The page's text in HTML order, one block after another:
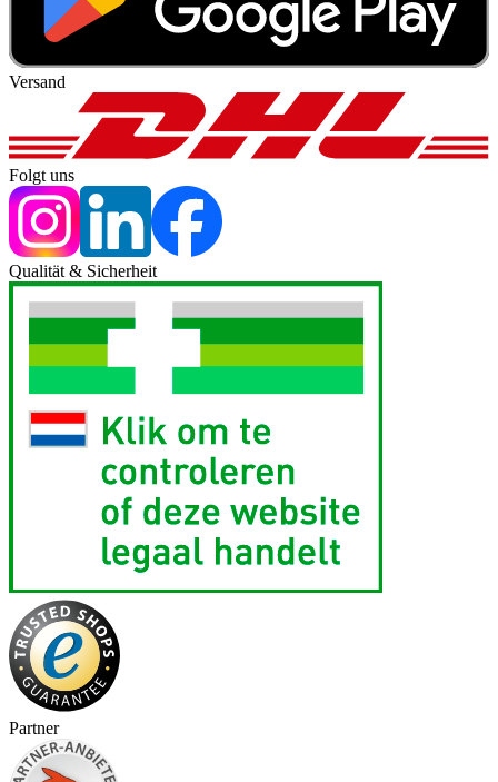
Versand
Folgt uns
Qualität & Sicherheit
Partner